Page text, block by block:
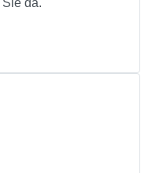
da.